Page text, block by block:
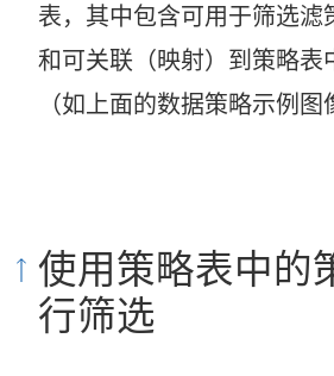
表，其中包含可用于筛选滤
和可关联（映射）到策略表
（如上面的数据策略示例图
使用策略表中的
行筛选